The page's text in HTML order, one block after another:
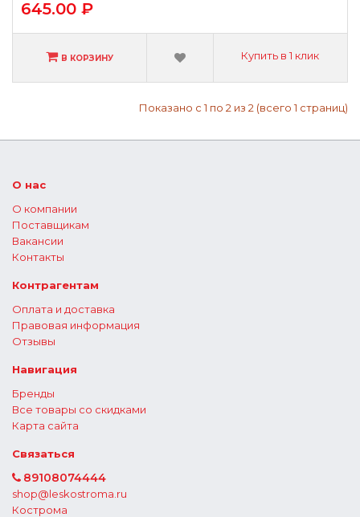
645.00 ₽
В КОРЗИНУ Купить в 1 клик
Показано с 1 по 2 из 2 (всего 1 страниц)
О нас
О компании
Поставщикам
Вакансии
Контакты
Контрагентам
Оплата и доставка
Правовая информация
Отзывы
Навигация
Бренды
Все товары со скидками
Карта сайта
Связаться
89108074444
shop@leskostroma.ru
Кострома